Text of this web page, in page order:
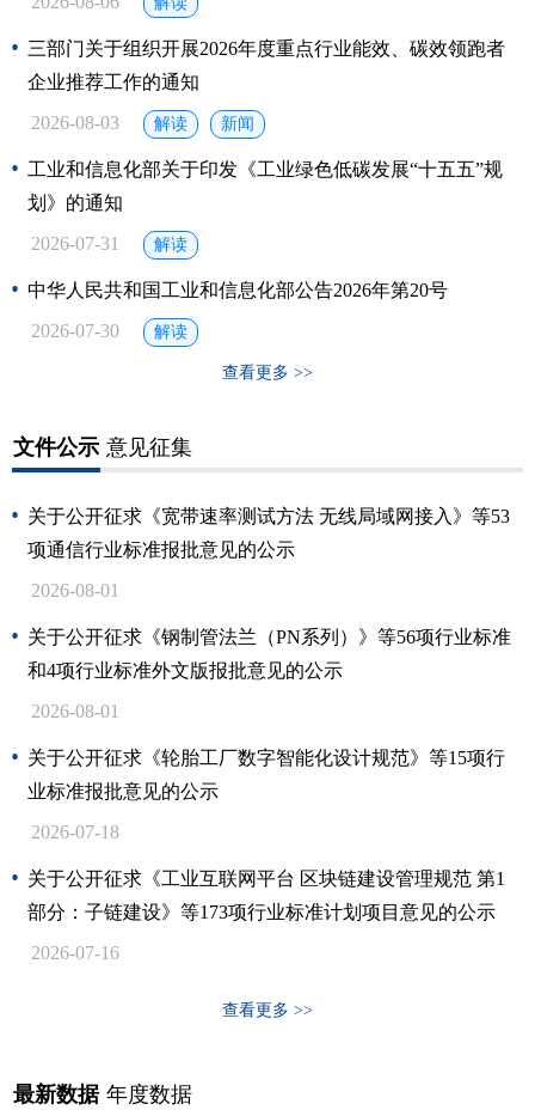
三部门关于组织开展2026年度重点行业能效、碳效领跑者
企业推荐工作的通知
2026-08-03
解读 新闻
工业和信息化部关于印发《工业绿色低碳发展“十五五”规
划》的通知
2026-07-31
解读
中华人民共和国工业和信息化部公告2026年第20号
2026-07-30
解读
查看更多 >>
文件公示 意见征集
关于公开征求《宽带速率测试方法 无线局域网接入》等53
项通信行业标准报批意见的公示
2026-08-01
关于公开征求《钢制管法兰（PN系列）》等56项行业标准
和4项行业标准外文版报批意见的公示
2026-08-01
关于公开征求《轮胎工厂数字智能化设计规范》等15项行
业标准报批意见的公示
2026-07-18
关于公开征求《工业互联网平台 区块链建设管理规范 第1
部分：子链建设》等173项行业标准计划项目意见的公示
2026-07-16
查看更多 >>
最新数据 年度数据